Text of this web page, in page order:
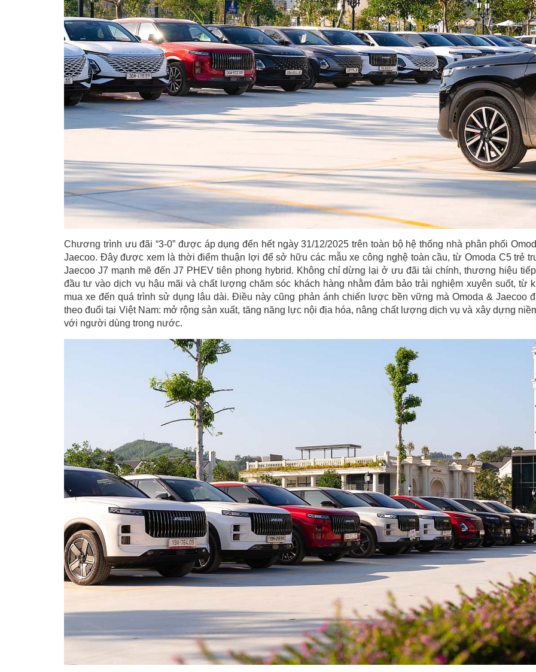
Chương trình ưu đãi “3-0” được áp dụng đến hết ngày 31/12/2025 trên toàn bộ hệ thống nhà phân phối
Jaecoo. Đây được xem là thời điểm thuận lợi để sở hữu các mẫu xe công nghệ toàn cầu, từ Omoda C5 trẻ
Jaecoo J7 mạnh mẽ đến J7 PHEV tiên phong hybrid. Không chỉ dừng lại ở ưu đãi tài chính, thương hiệu
đầu tư vào dịch vụ hậu mãi và chất lượng chăm sóc khách hàng nhằm đảm bảo trải nghiệm xuyên suốt, từ
mua xe đến quá trình sử dụng lâu dài. Điều này cũng phản ánh chiến lược bền vững mà Omoda & Jaecoo
theo đuổi tại Việt Nam: mở rộng sản xuất, tăng năng lực nội địa hóa, nâng chất lượng dịch vụ và xây dựng
với người dùng trong nước.